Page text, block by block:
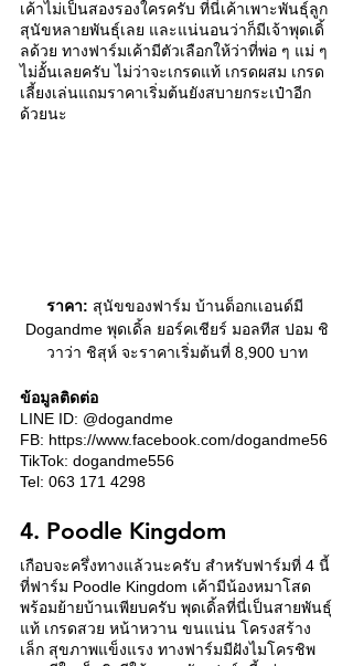
เค้าไม่เป็นสองรองใครครับ ที่นี่เค้าเพาะพันธุ์ลูก
สุนัขหลายพันธุ์เลย และแน่นอนว่าก็มีเจ้าพุดเดิ้
ลด้วย ทางฟาร์มเค้ามีตัวเลือกให้ว่าที่พ่อ ๆ แม่ ๆ
ไม่อั้นเลยครับ ไม่ว่าจะเกรดแท้ เกรดผสม เกรด
เลี้ยงเล่นแถมราคาเริ่มต้นยังสบายกระเป๋าอีก
ด้วยนะ
ราคา: สุนัขของฟาร์ม บ้านด็อกเเอนด์มี
Dogandme พุดเดิ้ล ยอร์คเชียร์ มอลทีส ปอม ชิ
วาว่า ชิสุห์ จะราคาเริ่มต้นที่ 8,900 บาท
ข้อมูลติดต่อ
LINE ID: @dogandme
FB: https://www.facebook.com/dogandme56
TikTok: dogandme556
Tel: 063 171 4298
4. Poodle Kingdom
เกือบจะครึ่งทางแล้วนะครับ สำหรับฟาร์มที่ 4 นี้
ที่ฟาร์ม Poodle Kingdom เค้ามีน้องหมาโสด
พร้อมย้ายบ้านเพียบครับ พุดเดิ้ลที่นี่เป็นสายพันธุ์
แท้ เกรดสวย หน้าหวาน ขนแน่น โครงสร้าง
เล็ก สุขภาพแข็งแรง ทางฟาร์มมีฝังไมโครชิพ